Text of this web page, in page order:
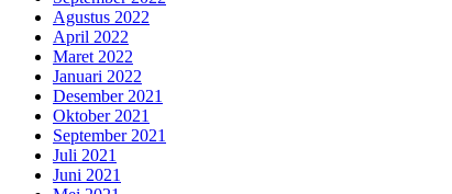
Agustus 2022
April 2022
Maret 2022
Januari 2022
Desember 2021
Oktober 2021
September 2021
Juli 2021
Juni 2021